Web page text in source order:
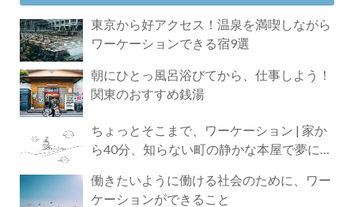
東京から好アクセス！温泉を満喫しながら
ワーケーションできる宿9選
朝にひとっ風呂浴びてから、仕事しよう！
関東のおすすめ銭湯
ちょっとそこまで、ワーケーション | 家か
ら40分、知らない町の静かな本屋で夢に近
働きたいように働ける社会のために、ワー
ケーションができること